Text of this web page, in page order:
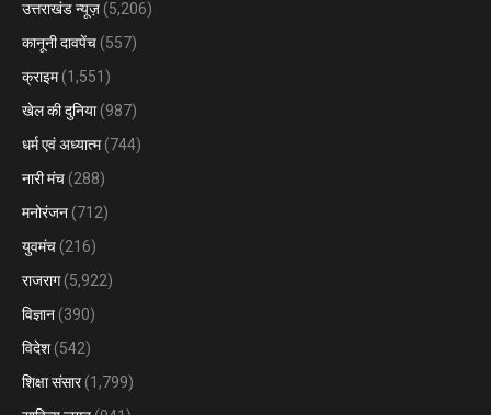
उत्तराखंड न्यूज़ (5,206)
कानूनी दावपेंच (557)
क्राइम(1,551)
खेल की दुनिया(987)
धर्म एवं अध्यात्म(744)
नारी मंच (288)
मनोरंजन (712)
युवमंच (216)
राजराग(5,922)
विज्ञान (390)
विदेश (542)
शिक्षा संसार(1,799)